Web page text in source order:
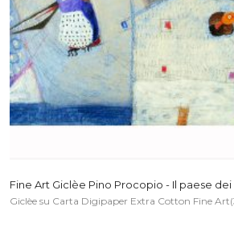
Fine Art Giclèe Pino Procopio - Il paese
Giclèe su Carta Digipaper Extra Cotton Fine